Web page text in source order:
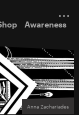
Awareness
Anna Zachariades